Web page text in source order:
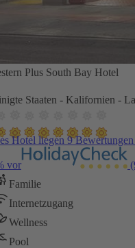
Plus South Bay Hotel
Staaten - Kalifornien -
Hotel liegen 9
vor
Familie
Internetzugang
Wellness
Pool